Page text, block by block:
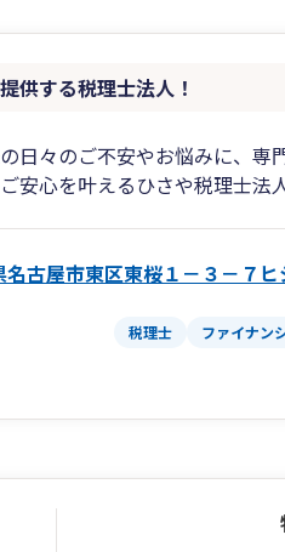
供する税理士法人！
日々のご不安やお悩みに、専
安心を叶えるひさや税理士法人
名古屋市東区東桜１－３－７
税理士 ファイナン